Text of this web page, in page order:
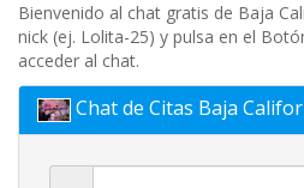
Bienvenido al chat gratis de Baja
nick (ej. Lolita-25) y pulsa en el
acceder al chat.
Chat de Citas Baja